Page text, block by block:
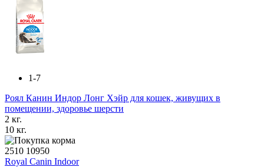
1-7
Роял Канин Индор Лонг Хэйр для кошек, живущих в
помещении, здоровье шерсти
2 кг.
10 кг.
2510 10950
Royal Canin Indoor